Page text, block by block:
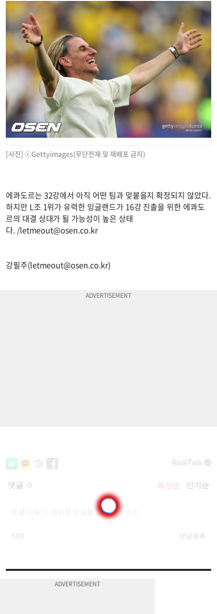
[사진] ⓒGettyimages(무단전재 및 재배포 금지)
에콰도르는 32강에서 아직 어떤 팀과 맞붙을지 확정되지 않았다.
하지만 L조 1위가 유력한 잉글랜드가 16강 진출을 위한 에콰도
르의 대결 상대가 될 가능성이 높은 상태
다. /letmeout@osen.co.kr
강필주(letmeout@osen.co.kr)